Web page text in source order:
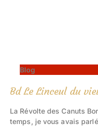
Blog
Bd Le Linceul du
La Révolte des Canuts
temps, je vous avais